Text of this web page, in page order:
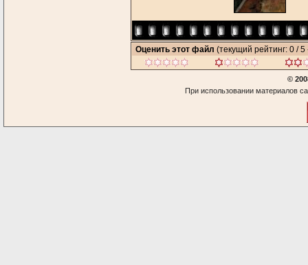
Оценить этот файл (текущий рейтинг: 0 / 5
©
При использовании материалов